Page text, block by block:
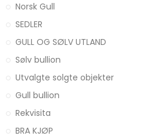
Norsk Gull
SEDLER
GULL OG SØLV UTLAND
Sølv bullion
Utvalgte solgte objekter
Gull bullion
Rekvisita
BRA KJØP